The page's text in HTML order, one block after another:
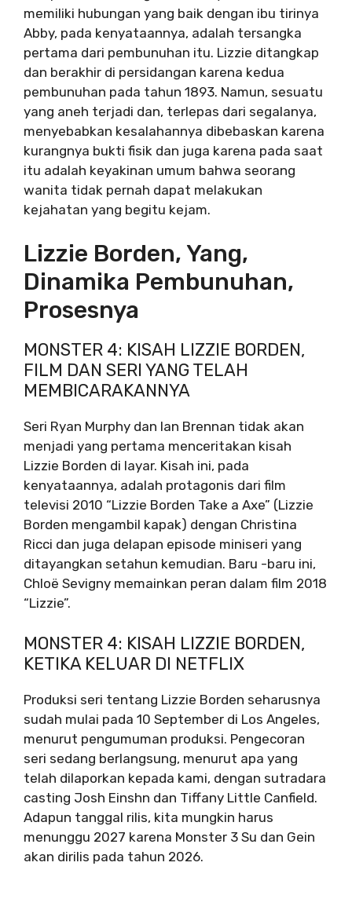
memiliki hubungan yang baik dengan ibu tirinya
Abby, pada kenyataannya, adalah tersangka
pertama dari pembunuhan itu. Lizzie ditangkap
dan berakhir di persidangan karena kedua
pembunuhan pada tahun 1893. Namun, sesuatu
yang aneh terjadi dan, terlepas dari segalanya,
menyebabkan kesalahannya dibebaskan karena
kurangnya bukti fisik dan juga karena pada saat
itu adalah keyakinan umum bahwa seorang
wanita tidak pernah dapat melakukan
kejahatan yang begitu kejam.
Lizzie Borden, Yang,
Dinamika Pembunuhan,
Prosesnya
MONSTER 4: KISAH LIZZIE BORDEN,
FILM DAN SERI YANG TELAH
MEMBICARAKANNYA
Seri Ryan Murphy dan Ian Brennan tidak akan
menjadi yang pertama menceritakan kisah
Lizzie Borden di layar. Kisah ini, pada
kenyataannya, adalah protagonis dari film
televisi 2010 “Lizzie Borden Take a Axe” (Lizzie
Borden mengambil kapak) dengan Christina
Ricci dan juga delapan episode miniseri yang
ditayangkan setahun kemudian. Baru -baru ini,
Chloë Sevigny memainkan peran dalam film 2018
“Lizzie”.
MONSTER 4: KISAH LIZZIE BORDEN,
KETIKA KELUAR DI NETFLIX
Produksi seri tentang Lizzie Borden seharusnya
sudah mulai pada 10 September di Los Angeles,
menurut pengumuman produksi. Pengecoran
seri sedang berlangsung, menurut apa yang
telah dilaporkan kepada kami, dengan sutradara
casting Josh Einshn dan Tiffany Little Canfield.
Adapun tanggal rilis, kita mungkin harus
menunggu 2027 karena Monster 3 Su dan Gein
akan dirilis pada tahun 2026.